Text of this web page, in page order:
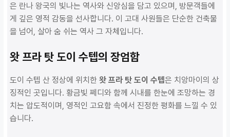
은 란나 왕국의 빛나는 역사와 신앙심을 담고 있으며, 방문객들에
게 깊은 영적 감동을 선사합니다. 이 고대 사원들은 단순한 건축물
을 넘어, 살아 숨 쉬는 역사 그 자체입니다.
왓 프라 탓 도이 수텝의 장엄함
도이 수텝 산 정상에 위치한 왓 프라 탓 도이 수텝은 치앙마이의 상
징적인 곳입니다. 황금빛 쩨디와 함께 시내를 한눈에 조망하는 경
치는 압도적이며, 영적인 고요함 속에서 진정한 평화를 느낄 수 있
습니다.